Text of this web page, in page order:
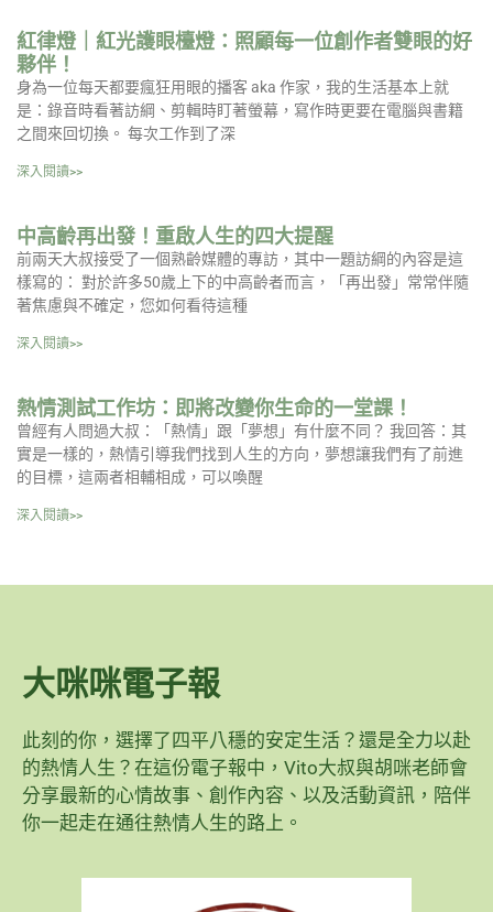
紅律燈｜紅光護眼檯燈：照顧每一位創作者雙眼的好
夥伴！
身為一位每天都要瘋狂用眼的播客 aka 作家，我的生活基本上就
是：錄音時看著訪綱、剪輯時盯著螢幕，寫作時更要在電腦與書籍
之間來回切換。 每次工作到了深
深入閱讀>>
中高齡再出發！重啟人生的四大提醒
前兩天大叔接受了一個熟齡媒體的專訪，其中一題訪綱的內容是這
樣寫的： 對於許多50歲上下的中高齡者而言，「再出發」常常伴隨
著焦慮與不確定，您如何看待這種
深入閱讀>>
熱情測試工作坊：即將改變你生命的一堂課！
曾經有人問過大叔：「熱情」跟「夢想」有什麼不同？ 我回答：其
實是一樣的，熱情引導我們找到人生的方向，夢想讓我們有了前進
的目標，這兩者相輔相成，可以喚醒
深入閱讀>>
大咪咪電子報
此刻的你，選擇了四平八穩的安定生活？還是全力以赴
的熱情人生？在這份電子報中，Vito大叔與胡咪老師會
分享最新的心情故事、創作內容、以及活動資訊，陪伴
你一起走在通往熱情人生的路上。